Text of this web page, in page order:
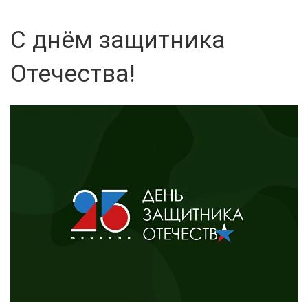
С днём защитника
Отечества!